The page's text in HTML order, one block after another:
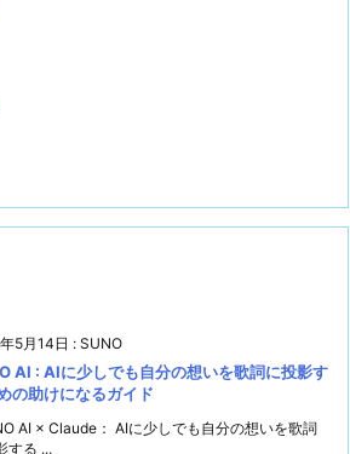
5月14日 : SUNO
AI : AIに少しでも自分の想いを歌詞に投影す
の助けになるガイド
AI × Claude： AIに少しでも自分の想いを歌詞
する ...